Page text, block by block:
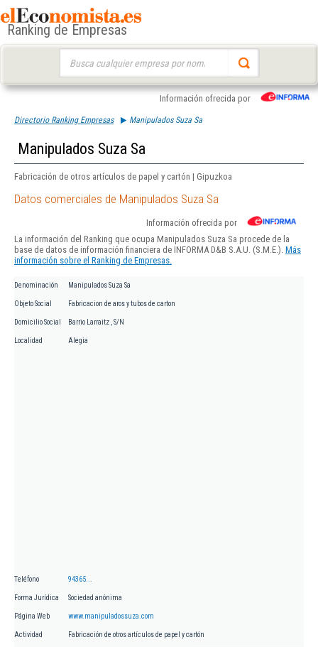
Ranking de Empresas
Información ofrecida por
Directorio Ranking Empresas Manipulados Suza Sa
Manipulados Suza Sa
Fabricación de otros artículos de papel y cartón | Gipuzkoa
Datos comerciales de Manipulados Suza Sa
Información ofrecida por
La información del Ranking que ocupa Manipulados Suza Sa procede de la
base de datos de información financiera de INFORMA D&B S.A.U. (S.M.E.). Más
información sobre el Ranking de Empresas.
Denominación Manipulados Suza Sa
Objeto Social Fabricacion de aros y tubos de carton
Domicilio Social Barrio Larraitz , S/N
Localidad Alegia
Teléfono 94365...
Forma Jurídica Sociedad anónima
Página Web www.manipuladossuza.com
Actividad Fabricación de otros artículos de papel y cartón